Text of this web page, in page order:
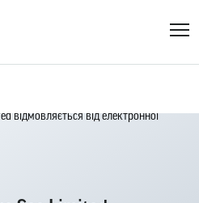
відмовляється від електронної